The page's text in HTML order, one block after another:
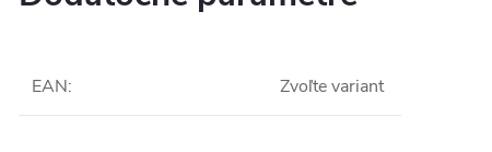
EAN: Zvoľte variant